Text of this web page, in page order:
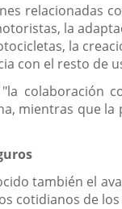
relacionadas
la
la
con el resto de
colaboración
mientras que
también el
cotidianos de